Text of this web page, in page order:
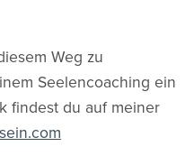
Weg zu
Seelencoaching ein
findest du auf meiner